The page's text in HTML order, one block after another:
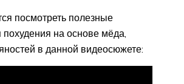
посмотреть полезные
на основе мёда,
в данной видеосюжете: